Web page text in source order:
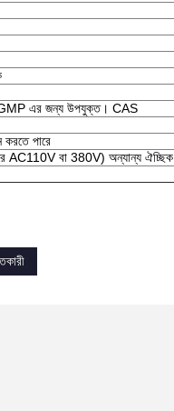
GMP এর জন্য উপযুক্ত। CAS
পারে
AC110V বা 380V) অন্যান্য ঐচ্ছিক